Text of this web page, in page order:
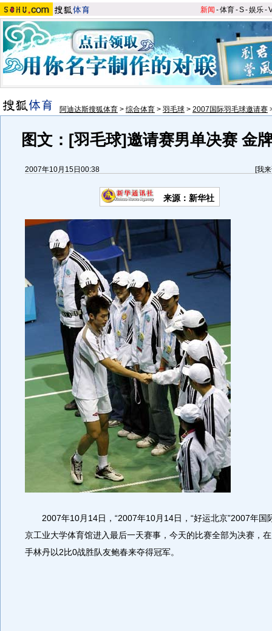
新闻 -体育-S-娱乐-
阿迪达斯搜狐体育 > 综合体育 > 羽毛球 > 2007国际羽毛球邀请赛
图文：[羽毛球]邀请赛男单决赛 金
2007年10月15日00:38 [我
来源：新华社
2007年10月14日，“2007年10月14日，“好运北京”2007年国
京工业大学体育馆进入最后一天赛事，今天的比赛全部为决赛，
手林丹以2比0战胜队友鲍春来夺得冠军。